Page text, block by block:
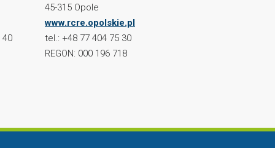
40
45-315 Opole
www.rcre.opolskie.pl
tel.: +48 77 404 75 30
REGON: 000 196 718